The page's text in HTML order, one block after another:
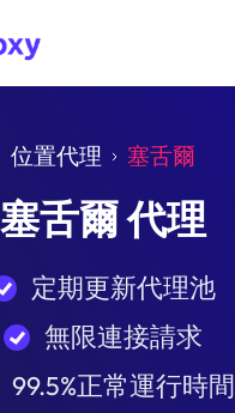
位置代理 塞舌爾
塞舌爾 代理
定期更新代理池
無限連接請求
99.5%正常運行時間